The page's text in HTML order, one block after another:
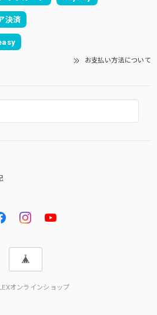
決済
お支払い方法について
オンラインショップ